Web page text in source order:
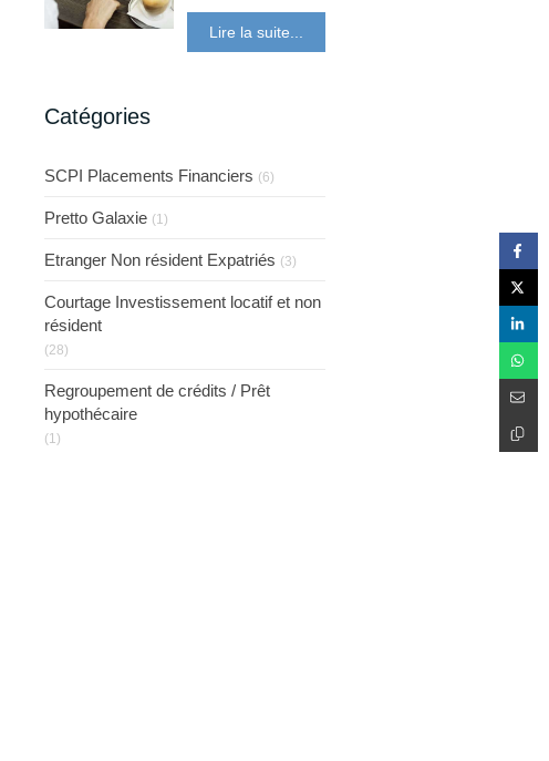
Financiers
Lire la suite...
Catégories
SCPI Placements Financiers (6)
Pretto Galaxie (1)
Etranger Non résident Expatriés (3)
Courtage Investissement locatif et non
résident
(28)
Regroupement de crédits / Prêt
hypothécaire
(1)